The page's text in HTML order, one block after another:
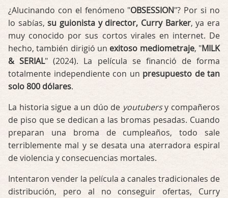
¿Alucinando con el fenómeno "OBSESSION"? Por si no
lo sabías, su guionista y director, Curry Barker, ya era
muy conocido por sus cortos virales en internet. De
hecho, también dirigió un exitoso mediometraje, "MILK
& SERIAL" (2024). La película se financió de forma
totalmente independiente con un presupuesto de tan
solo 800 dólares.
La historia sigue a un dúo de youtubersy compañeros
de piso que se dedican a las bromas pesadas. Cuando
preparan una broma de cumpleaños, todo sale
terriblemente mal y se desata una aterradora espiral
de violencia y consecuencias mortales.
Intentaron vender la película a canales tradicionales de
distribución, pero al no conseguir ofertas, Curry